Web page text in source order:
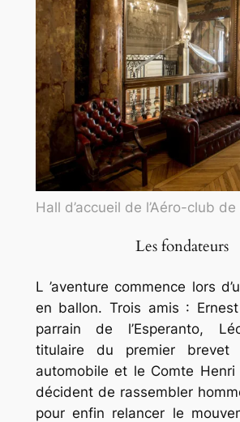
Hall d’accueil de l’Aéro-club
Les fondateurs
L ’aventure commence lors
en ballon. Trois amis :
parrain de l’Esperanto,
titulaire du premier brevet
automobile et le Comte
décident de rassembler
pour enfin relancer le